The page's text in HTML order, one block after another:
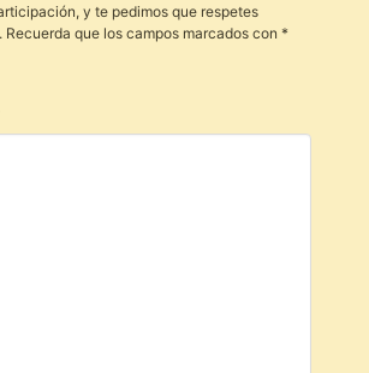
y te pedimos que respetes
Recuerda que los campos marcados con *